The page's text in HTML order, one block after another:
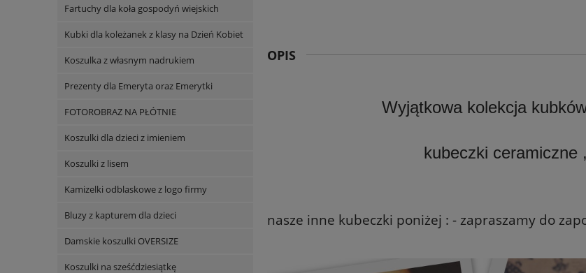
Fartuchy dla koła gospodyń wiejskich
Kubki dla koleżanek z klasy na Dzień Kobiet
Koszulka z własnym nadrukiem
Prezenty dla Emeryta oraz Emerytki
FOTOROBRAZ NA PŁÓTNIE
Koszulki dla dzieci z imieniem
Koszulki z lisem
Kamizelki odblaskowe z logo firmy
Bluzy z kapturem dla dzieci
Damskie koszulki OVERSIZE
Koszulki na sześćdziesiątkę
OPIS
Wyjątkowa kolekcja
kubeczki ceramiczne
nasze inne kubeczki poniżej : - zapraszamy do